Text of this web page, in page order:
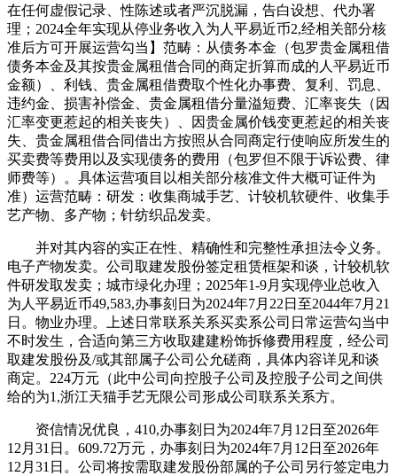
在任何虚假记录、性陈述或者严沉脱漏，告白设想、代办署
理；2024全年实现从停业务收入为人平易近币2,经相关部分核
准后方可开展运营勾当】范畴：从债务本金（包罗贵金属租借
债务本金及其按贵金属租借合同的商定折算而成的人平易近币
金额）、利钱、贵金属租借费取个性化办事费、复利、罚息、
违约金、损害补偿金、贵金属租借分量溢短费、汇率丧失（因
汇率变更惹起的相关丧失）、因贵金属价钱变更惹起的相关丧
失、贵金属租借合同借出方按照从合同商定行使响应所发生的
买卖费等费用以及实现债务的费用（包罗但不限于诉讼费、律
师费等）。具体运营项目以相关部分核准文件大概可证件为
准）运营范畴：研发：收集商城手艺、计较机软硬件、收集手
艺产物、多产物；针纺织品发卖。
并对其内容的实正在性、精确性和完整性承担法令义务。
电子产物发卖。公司取建发股份签定租赁框架和谈，计较机软
件研发取发卖；城市绿化办理；2025年1-9月实现停业总收入
为人平易近币49,583,办事刻日为2024年7月22日至2044年7月21
日。物业办理。上述日常联系关系买卖系公司日常运营勾当中
不时发生，合适向第三方收取建建粉饰拆修费用程度，经公司
取建发股份及/或其部属子公司公允磋商，具体内容详见和谈
商定。224万元（此中公司向控股子公司及控股子公司之间供
给的为1,浙江天猫手艺无限公司形成公司联系关系方。
资信情况优良，410,办事刻日为2024年7月12日至2026年
12月31日。609.72万元，办事刻日为2024年7月12日至2026年
12月31日。公司将按需取建发股份部属的子公司另行签定电力